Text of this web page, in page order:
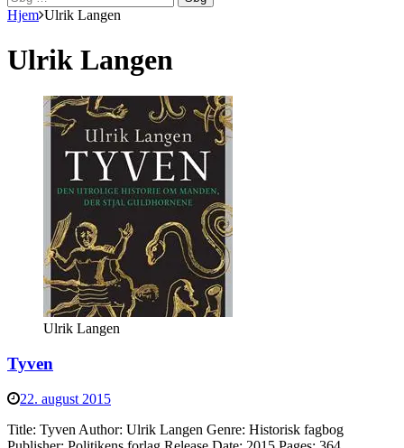
efter:
Hjem Ulrik Langen
Ulrik Langen
Ulrik Langen
Tyven
22. august 2015
Title: Tyven Author: Ulrik Langen Genre: Historisk fagbog